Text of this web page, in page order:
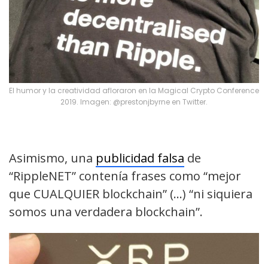
El humor y la creatividad afloraron en la Magical Crypto Conference
2019. Imagen: @prestonjbyrne en Twitter.
Asimismo, una publicidad falsa de
“RippleNET” contenía frases como “mejor
que CUALQUIER blockchain” (…) “ni siquiera
somos una verdadera blockchain”.